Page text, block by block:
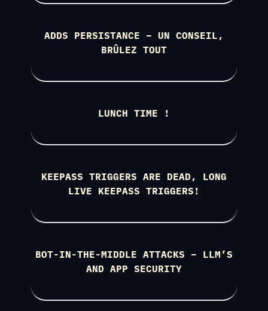
ADDS PERSISTANCE – UN CONSEIL,
BRÛLEZ TOUT
LUNCH TIME !
KEEPASS TRIGGERS ARE DEAD, LONG
LIVE KEEPASS TRIGGERS!
BOT-IN-THE-MIDDLE ATTACKS – LLM’S
AND APP SECURITY